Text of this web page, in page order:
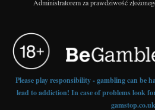
Administratorem za prawdziwość
Please play responsibility - gambling can be
lead to addiction! In case of problems look
gamstop.co.uk